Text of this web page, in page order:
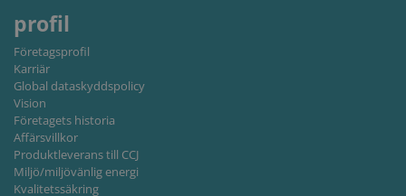
profil
Företagsprofil
Karriär
Global dataskyddspolicy
Vision
Företagets historia
Affärsvillkor
Produktleverans till CCJ
Miljö/miljövänlig energi
Kvalitetssäkring